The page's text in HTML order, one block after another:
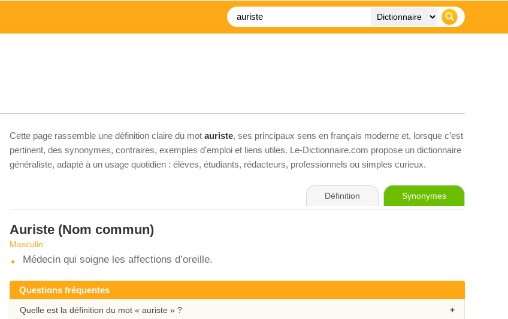
Cette page rassemble une définition claire du mot auriste, ses principaux sens en français moderne et, lorsque c’est
pertinent, des synonymes, contraires, exemples d’emploi et liens utiles. Le-Dictionnaire.com propose un dictionnaire
généraliste, adapté à un usage quotidien : élèves, étudiants, rédacteurs, professionnels ou simples curieux.
Définition Synonymes
Auriste (Nom commun)
Masculin
Médecin qui soigne les affections d’oreille.
Questions fréquentes
Quelle est la définition du mot « auriste » ?